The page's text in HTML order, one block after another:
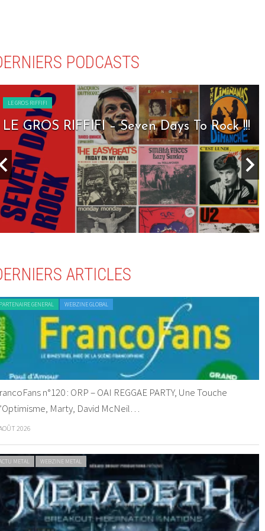
PODCASTS
LE GROS RIFFIFI
LE GROS RIFFIFI – Seven Days To Rock !!!
ARTICLES
GENERAL WEBZINE GLOBAL
n°120 : ORP – OAI REGGAE PARTY, Une Touche
Marty, David McNeil…
2026
METAL WEBZINE METAL